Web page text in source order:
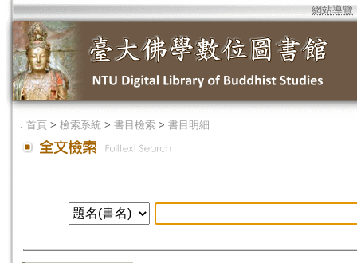
網站導覽
． 首頁 > 檢索系統 > 書目檢索 > 書目明細